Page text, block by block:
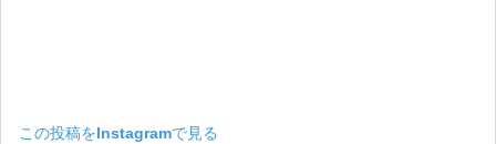
この投稿をInstagramで見る